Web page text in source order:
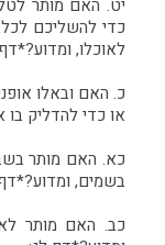
יט. האם מותר
כדי להשליכם
לאוכלו,
כ. האם ובאלו
או כדי להדליק
כא. האם מותר
בשמים,
כב. האם מותר